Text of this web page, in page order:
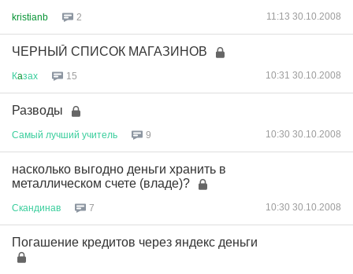
kristianb 2 11:13 30.10.2008
ЧЕРНЫЙ СПИСОК МАГАЗИНОВ
Кaзах 15 10:31 30.10.2008
Разводы
Самый лучший учитель 9 10:30 30.10.2008
насколько выгодно деньги хранить в
металлическом счете (владе)?
Скандинав 7 10:30 30.10.2008
Погашение кредитов через яндекс деньги